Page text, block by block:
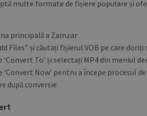
multe formate de fișiere populare și
principală a Zamzar
Files” și căutați fișierul VOB pe care
‘Convert To’ și selectați MP4 din meniul
‘Convert Now’ pentru a începe procesul
după conversie
_ga_BX9T8NP35L